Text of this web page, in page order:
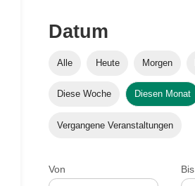
Datum
Alle Heute Morgen
Diese Woche Diesen Monat
Vergangene Veranstaltungen
Von Bis